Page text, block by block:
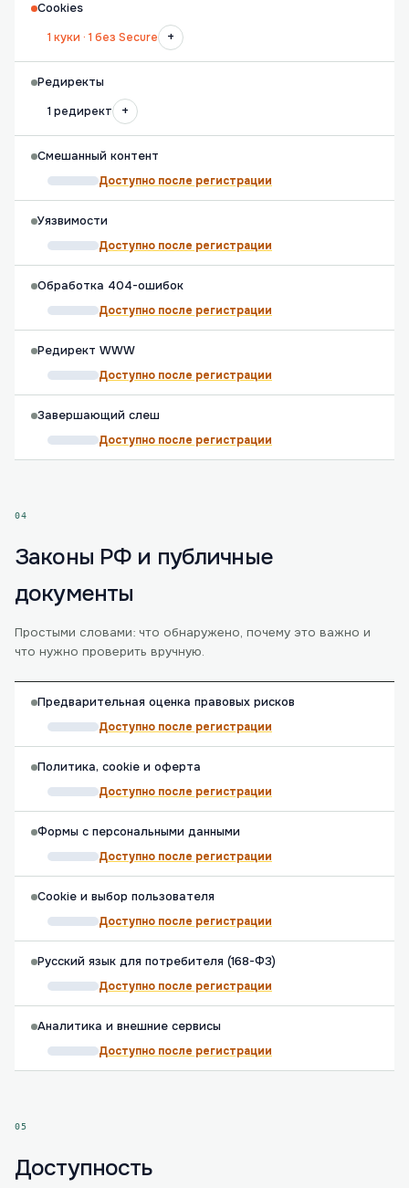
Cookies
1 куки · 1 без Secure
+
Редиректы
1 редирект
+
Смешанный контент
Доступно после регистрации
Уязвимости
Доступно после регистрации
Обработка 404-ошибок
Доступно после регистрации
Редирект WWW
Доступно после регистрации
Завершающий слеш
Доступно после регистрации
04
Законы РФ и публичные
документы
Простыми словами: что обнаружено, почему это важно и
что нужно проверить вручную.
Предварительная оценка правовых рисков
Доступно после регистрации
Политика, cookie и оферта
Доступно после регистрации
Формы с персональными данными
Доступно после регистрации
Cookie и выбор пользователя
Доступно после регистрации
Русский язык для потребителя (168-ФЗ)
Доступно после регистрации
Аналитика и внешние сервисы
Доступно после регистрации
05
Доступность